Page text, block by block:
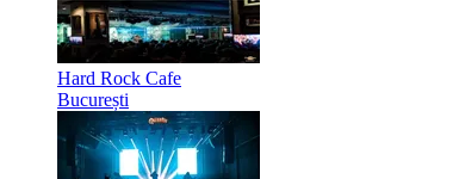
Hard Rock Cafe
București